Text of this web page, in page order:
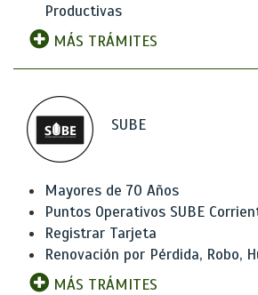
Productivas
MÁS TRÁMITES
SUBE
Mayores de 70 Años
Puntos Operativos SUBE
Registrar Tarjeta
Renovación por Pérdida, Robo,
MÁS TRÁMITES